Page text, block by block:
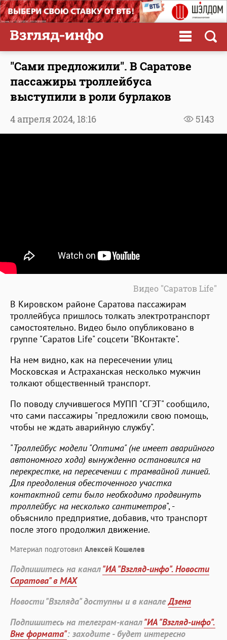
"Сами предложили". В Саратове
пассажиры троллейбуса
выступили в роли бурлаков
5143
4 апреля 2024, 18:16
Видео "Саратов Life"
В Кировском районе Саратова пассажирам
троллейбуса пришлось толкать электротранспорт
самостоятельно. Видео было опубликовано в
группе "Саратов Life" соцсети "ВКонтакте".
На нем видно, как на пересечении улиц
Московская и Астраханская несколько мужчин
толкают общественный транспорт.
По поводу случившегося МУПП "СГЭТ" сообщило,
что сами пассажиры "предложили свою помощь,
чтобы не ждать аварийную службу".
"Троллейбус модели "Оптима" (не имеет аварийного
автономного хода) вынужденно остановился на
перекрестке, на пересечении с трамвайной линией.
Для преодоления обесточенного участка
контактной сети было необходимо продвинуть
троллейбус на несколько сантиметров", -
объяснило предприятие, добавив, что транспорт
после этого продолжил движение.
Материал подготовил Алексей Кошелев
Подпишитесь на канал"ИА "Взгляд-инфо". Новости
Саратова" в MAX
Новости "Взгляда" доступны и в каналеДзена
Подпишитесь на телеграм-канал"ИА "Взгляд-инфо".
Вне формата": заходите - будет интересно